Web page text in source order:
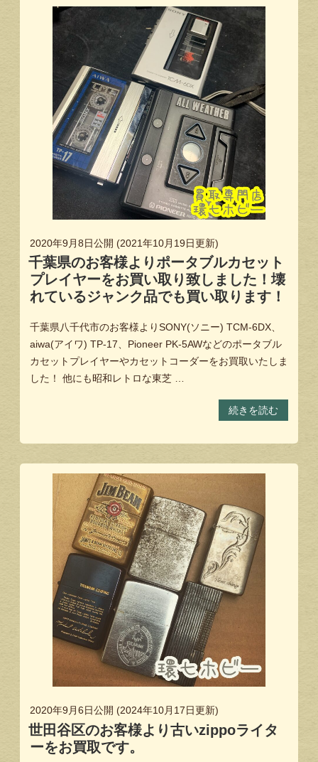
2020年9月8日公開 (2021年10月19日更新)
千葉県のお客様よりポータブルカセット
プレイヤーをお買い取り致しました！壊
れているジャンク品でも買い取ります！
千葉県八千代市のお客様よりSONY(ソニー) TCM-6DX、
aiwa(アイワ) TP-17、Pioneer PK-5AWなどのポータブル
カセットプレイヤーやカセットコーダーをお買取いたしま
した！ 他にも昭和レトロな東芝 …
続きを読む
2020年9月6日公開 (2024年10月17日更新)
世田谷区のお客様より古いzippoライタ
ーをお買取です。